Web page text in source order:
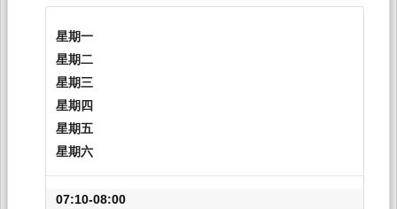
星期一
星期二
星期三
星期四
星期五
星期六
07:10-08:00